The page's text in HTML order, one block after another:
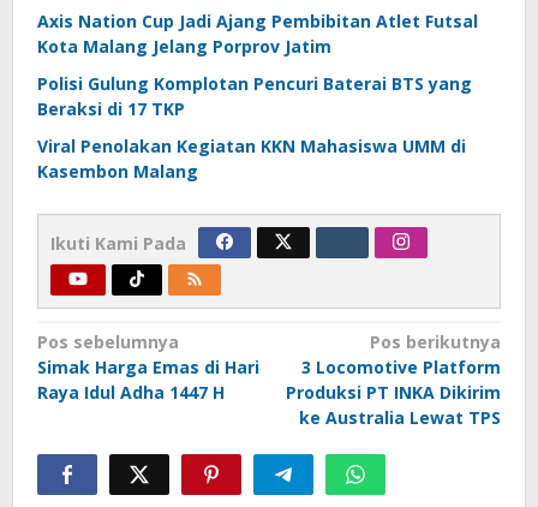
Axis Nation Cup Jadi Ajang Pembibitan Atlet Futsal
Kota Malang Jelang Porprov Jatim
Polisi Gulung Komplotan Pencuri Baterai BTS yang
Beraksi di 17 TKP
Viral Penolakan Kegiatan KKN Mahasiswa UMM di
Kasembon Malang
Ikuti Kami Pada
Navigasi
pos
Pos sebelumnya
Simak Harga Emas di Hari
Raya Idul Adha 1447 H
Pos berikutnya
3 Locomotive Platform
Produksi PT INKA Dikirim
ke Australia Lewat TPS